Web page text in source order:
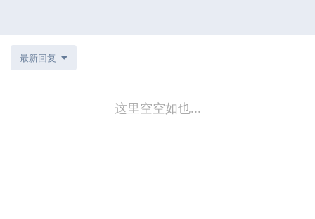
最新回复
这里空空如也...